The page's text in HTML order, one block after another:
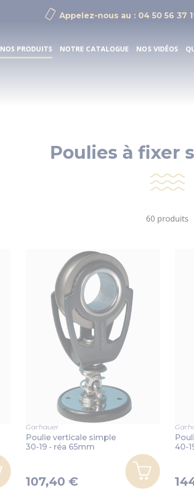
Appelez-nous au : 04 50 56 37
NOS PRODUITS NOTRE CATALOGUE NOS VIDÉOS
Poulies à fixer
60 produits
Garhauer
Poulie verticale simple
30-19 - réa 65mm
107,40 €
40-